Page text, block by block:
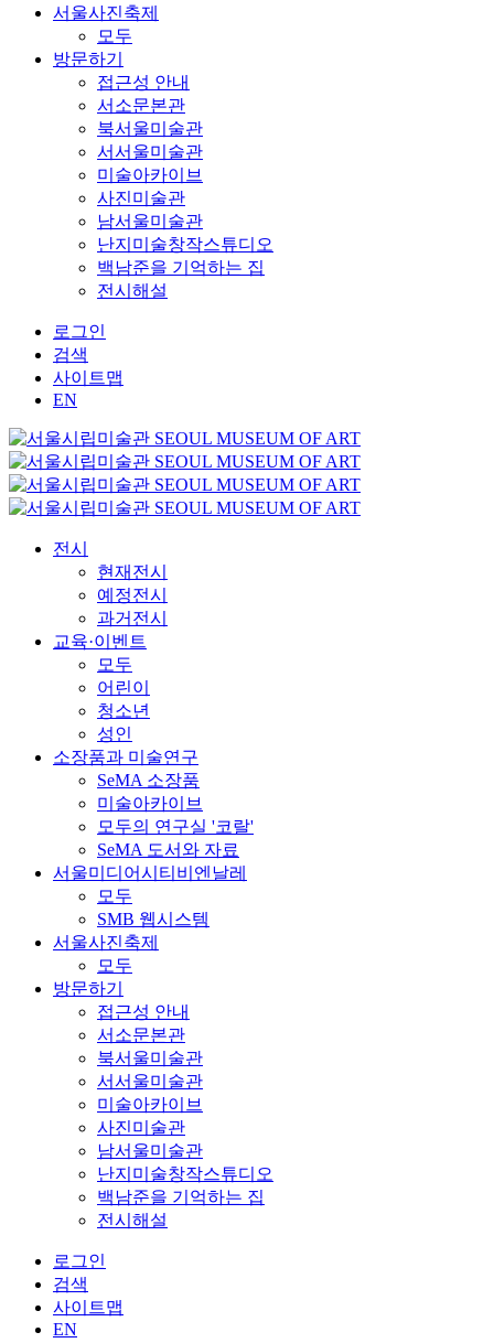
서울사진축제
모두
방문하기
접근성 안내
서소문본관
북서울미술관
서서울미술관
미술아카이브
사진미술관
남서울미술관
난지미술창작스튜디오
백남준을 기억하는 집
전시해설
로그인
검색
사이트맵
EN
전시
현재전시
예정전시
과거전시
교육·이벤트
모두
어린이
청소년
성인
소장품과 미술연구
SeMA 소장품
미술아카이브
모두의 연구실 '코랄'
SeMA 도서와 자료
서울미디어시티비엔날레
모두
SMB 웹시스템
서울사진축제
모두
방문하기
접근성 안내
서소문본관
북서울미술관
서서울미술관
미술아카이브
사진미술관
남서울미술관
난지미술창작스튜디오
백남준을 기억하는 집
전시해설
로그인
검색
사이트맵
EN